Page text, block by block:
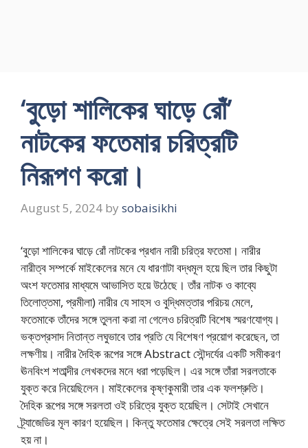
‘বুড়ো শালিকের ঘাড়ে রোঁ’
নাটকের ফতেমার চরিত্রটি
নিরূপণ করো।
August 5, 2024 by sobaisikhi
‘বুড়ো শালিকের ঘাড়ে রোঁ নাটকের প্রধান নারী চরিত্র ফতেমা। নারীর
নারীত্ব সম্পর্কে মাইকেলের মনে যে ধারণাটা বদ্ধমূল হয়ে ছিল তার কিছুটা
অংশ ফতেমার মাধ্যমে আভাসিত হয়ে উঠেছে। তাঁর নাটক ও কাব্যে
তিলোত্তমা, প্রমীলা) নারীর যে সাহস ও বুদ্ধিমত্তার পরিচয় মেলে,
ফতেমাকে তাঁদের সঙ্গে তুলনা করা না গেলেও চরিত্রটি বিশেষ স্মরণযোগ্য।
ভক্তপ্রসাদ নিতান্ত লঘুভাবে তার প্রতি যে বিশেষণ প্রয়োগ করেছেন, তা
লক্ষণীয়। নারীর দৈহিক রূপের সঙ্গে Abstract সৌন্দর্যের একটি সমীকরণ
ঊনবিংশ শতাব্দীর লেখকদের মনে ধরা পড়েছিল। এর সঙ্গে তাঁরা সরলতাকে
যুক্ত করে নিয়েছিলেন। মাইকেলের কৃষ্ণকুমারী তার এক ফলশ্রুতি।
দৈহিক রূপের সঙ্গে সরলতা ওই চরিত্রে যুক্ত হয়েছিল। সেটাই সেখানে
ট্র্যাজেডির মূল কারণ হয়েছিল। কিন্তু ফতেমার ক্ষেত্রে সেই সরলতা লক্ষিত
হয় না।